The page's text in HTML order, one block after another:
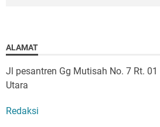
ALAMAT
Jl pesantren Gg Mutisah No. 7 Rt.
Utara
Redaksi